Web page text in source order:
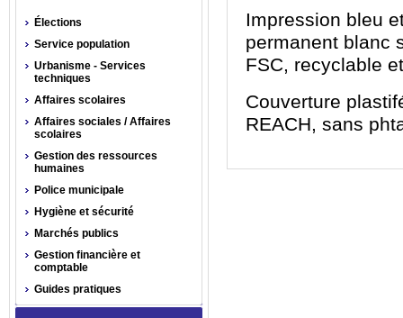
Impression bleu
permanent blanc
FSC, recyclable
Couverture
REACH, sans
Élections
Service population
Urbanisme - Services
techniques
Affaires scolaires
Affaires sociales / Affaires
scolaires
Gestion des ressources
humaines
Police municipale
Hygiène et sécurité
Marchés publics
Gestion financière et
comptable
Guides pratiques